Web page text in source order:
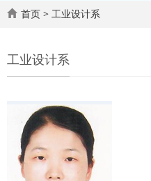
首页 > 工业设计系
工业设计系